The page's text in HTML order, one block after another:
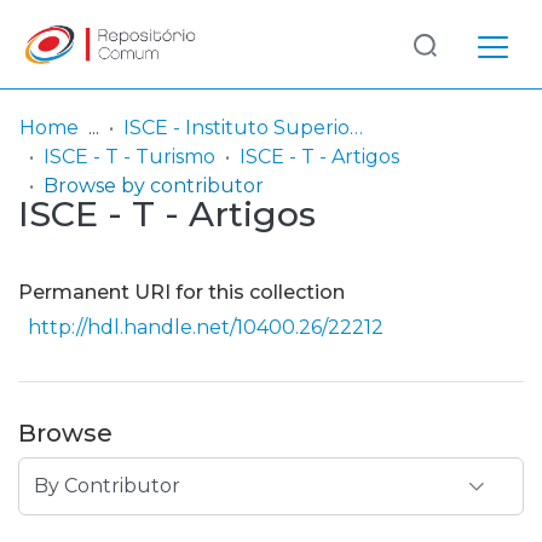
Communities
& Collections
Entities
Log
In
(current)
Home
ISCE - Instituto Superior de Ciências Educativas
ISCE - T - Turismo
ISCE - T - Artigos
Browse by contributor
ISCE - T - Artigos
Permanent URI for this collection
http://hdl.handle.net/10400.26/22212
Browse